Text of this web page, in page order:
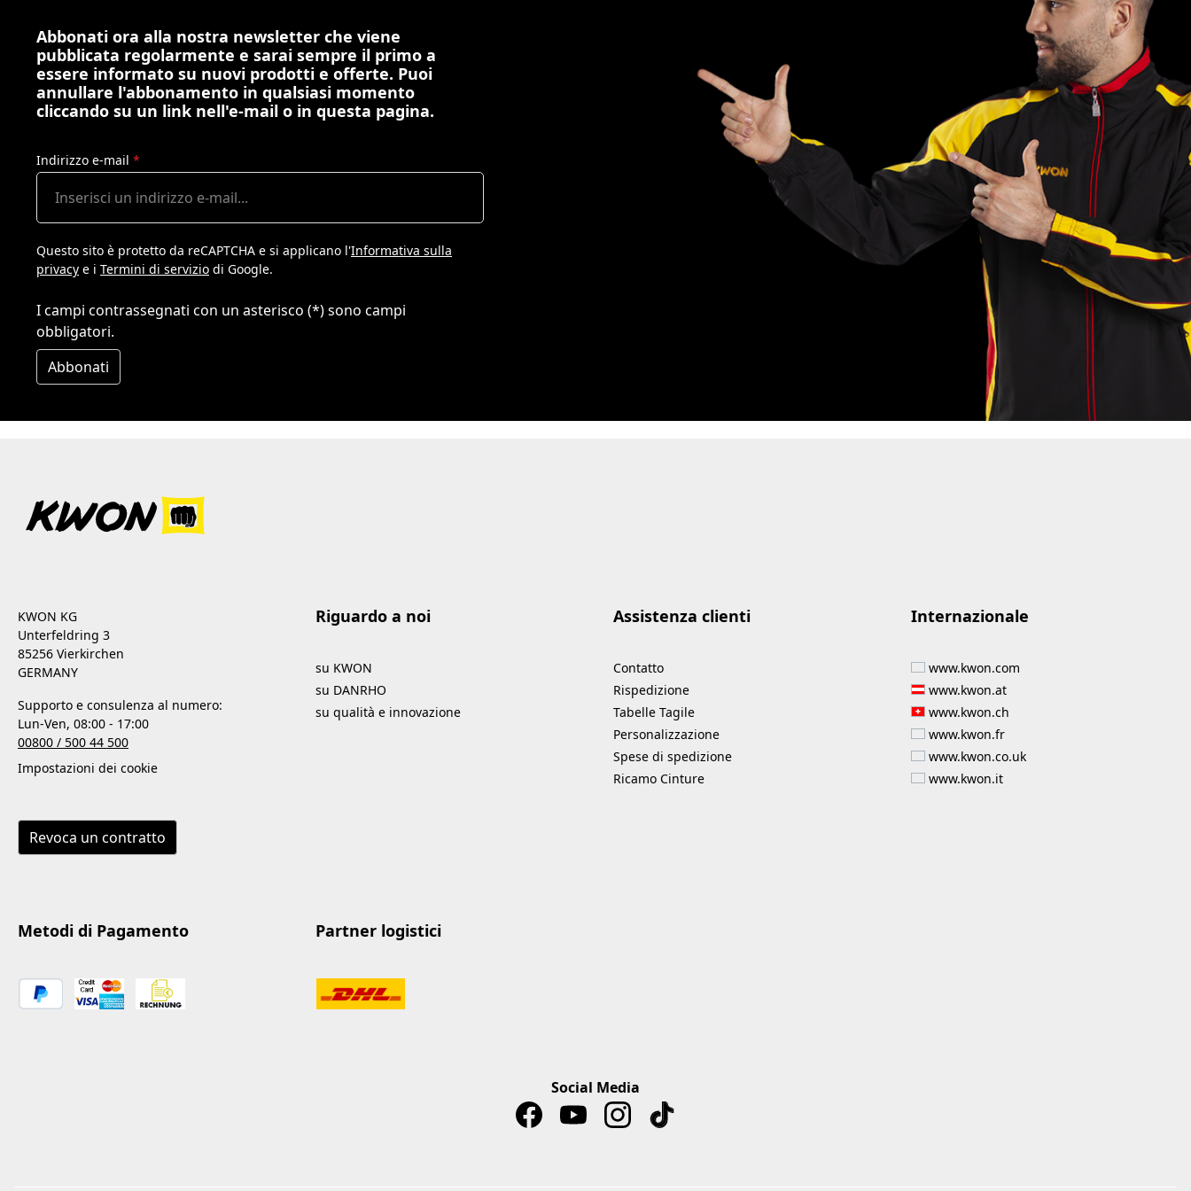
Abbonati ora alla nostra newsletter che viene
pubblicata regolarmente e sarai sempre il primo a
essere informato su nuovi prodotti e offerte. Puoi
annullare l'abbonamento in qualsiasi momento
cliccando su un link nell'e-mail o in questa pagina.
Indirizzo e-mail *
Questo sito è protetto da reCAPTCHA e si applicano l'Informativa sulla
privacy e i Termini di servizio di Google.
I campi contrassegnati con un asterisco (*) sono campi
obbligatori.
Abbonati
KWON KG
Unterfeldring 3
85256 Vierkirchen
GERMANY
Supporto e consulenza al numero:
Lun-Ven, 08:00 - 17:00
00800 / 500 44 500
Impostazioni dei cookie
Revoca un contratto
Riguardo a noi
su KWON
su DANRHO
su qualità e innovazione
Assistenza clienti
Contatto
Rispedizione
Tabelle Tagile
Personalizzazione
Spese di spedizione
Ricamo Cinture
Internazionale
www.kwon.com
www.kwon.at
www.kwon.ch
www.kwon.fr
www.kwon.co.uk
www.kwon.it
Metodi di Pagamento Partner logistici
Social Media